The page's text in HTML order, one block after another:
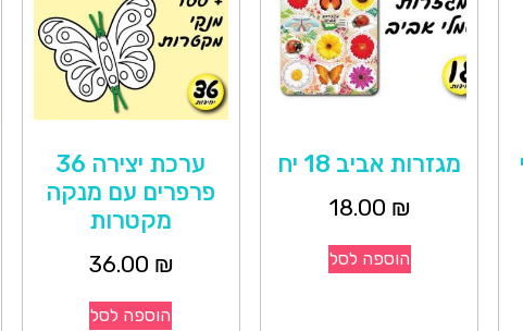
מגזרות אביב 18 יח
18.00 ₪
הוספה לסל
ערכת יצירה 36
פרפרים עם מנקה
מקטרות
36.00 ₪
הוספה לסל